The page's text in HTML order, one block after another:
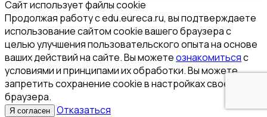
Сайт использует файлы cookie
Продолжая работу с edu.eureca.ru, вы подтверждаете
использование сайтом cookie вашего браузера с
целью улучшения пользовательского опыта на основе
ваших действий на сайте. Вы можетеознакомитьсяс
условиями и принципами их обработки. Вы можете
запретить сохранение cookie в настройках своего
браузера.
Я согласен Отказаться